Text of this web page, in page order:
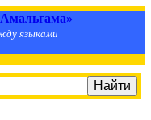
языками